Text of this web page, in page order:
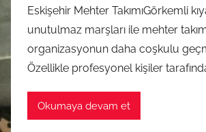
Eskişehir Mehter TakımıGörkemli
unutulmaz marşları ile mehter
organizasyonun daha coşkulu
Özellikle profesyonel kişiler
Okumaya devam et